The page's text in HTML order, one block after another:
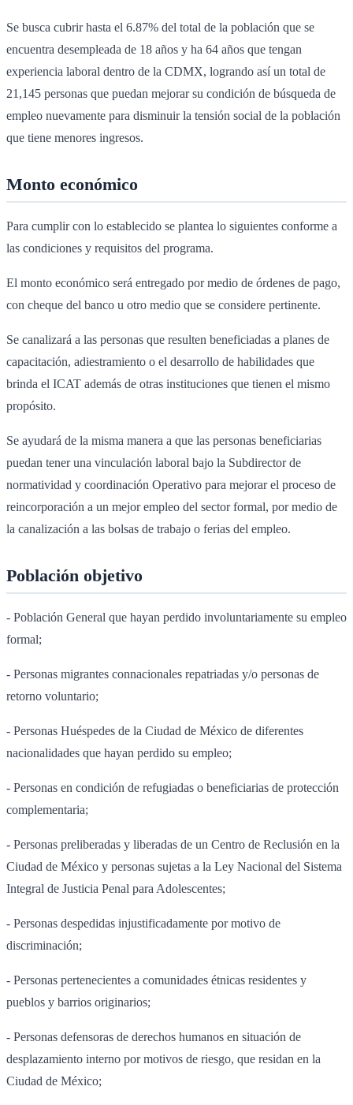
Se busca cubrir hasta el 6.87% del total de la población que se
encuentra desempleada de 18 años y ha 64 años que tengan
experiencia laboral dentro de la CDMX, logrando así un total de
21,145 personas que puedan mejorar su condición de búsqueda de
empleo nuevamente para disminuir la tensión social de la población
que tiene menores ingresos.
Monto económico
Para cumplir con lo establecido se plantea lo siguientes conforme a
las condiciones y requisitos del programa.
El monto económico será entregado por medio de órdenes de pago,
con cheque del banco u otro medio que se considere pertinente.
Se canalizará a las personas que resulten beneficiadas a planes de
capacitación, adiestramiento o el desarrollo de habilidades que
brinda el ICAT además de otras instituciones que tienen el mismo
propósito.
Se ayudará de la misma manera a que las personas beneficiarias
puedan tener una vinculación laboral bajo la Subdirector de
normatividad y coordinación Operativo para mejorar el proceso de
reincorporación a un mejor empleo del sector formal, por medio de
la canalización a las bolsas de trabajo o ferias del empleo.
Población objetivo
- Población General que hayan perdido involuntariamente su empleo
formal;
- Personas migrantes connacionales repatriadas y/o personas de
retorno voluntario;
- Personas Huéspedes de la Ciudad de México de diferentes
nacionalidades que hayan perdido su empleo;
- Personas en condición de refugiadas o beneficiarias de protección
complementaria;
- Personas preliberadas y liberadas de un Centro de Reclusión en la
Ciudad de México y personas sujetas a la Ley Nacional del Sistema
Integral de Justicia Penal para Adolescentes;
- Personas despedidas injustificadamente por motivo de
discriminación;
- Personas pertenecientes a comunidades étnicas residentes y
pueblos y barrios originarios;
- Personas defensoras de derechos humanos en situación de
desplazamiento interno por motivos de riesgo, que residan en la
Ciudad de México;